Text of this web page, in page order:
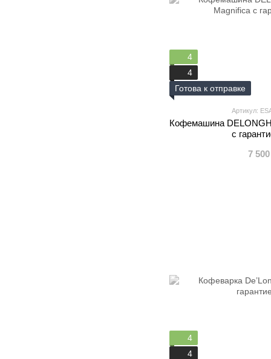
4
4
Готова к отправке
Артикул:
Кофемашина
с
7
4
4